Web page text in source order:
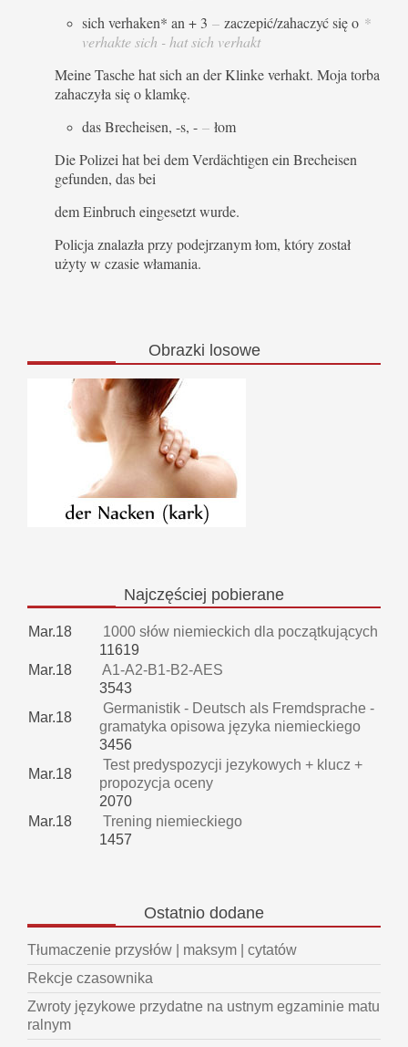
sich verhaken* an + 3 – zaczepić/zahaczyć się o *
verhakte sich - hat sich verhakt
Meine Tasche hat sich an der Klinke verhakt. Moja torba
zahaczyła się o klamkę.
das Brecheisen, -s, - – łom
Die Polizei hat bei dem Verdächtigen ein Brecheisen
gefunden, das bei
dem Einbruch eingesetzt wurde.
Policja znalazła przy podejrzanym łom, który został
użyty w czasie włamania.
Obrazki losowe
Najczęściej pobierane
Mar.18
1000 słów niemieckich dla początkujących
11619
Mar.18
A1-A2-B1-B2-AES
3543
Mar.18
Germanistik - Deutsch als Fremdsprache -
gramatyka opisowa języka niemieckiego
3456
Mar.18
Test predyspozycji jezykowych + klucz +
propozycja oceny
2070
Mar.18
Trening niemieckiego
1457
Ostatnio dodane
Tłumaczenie przysłów | maksym | cytatów
Rekcje czasownika
Zwroty językowe przydatne na ustnym egzaminie matu
ralnym